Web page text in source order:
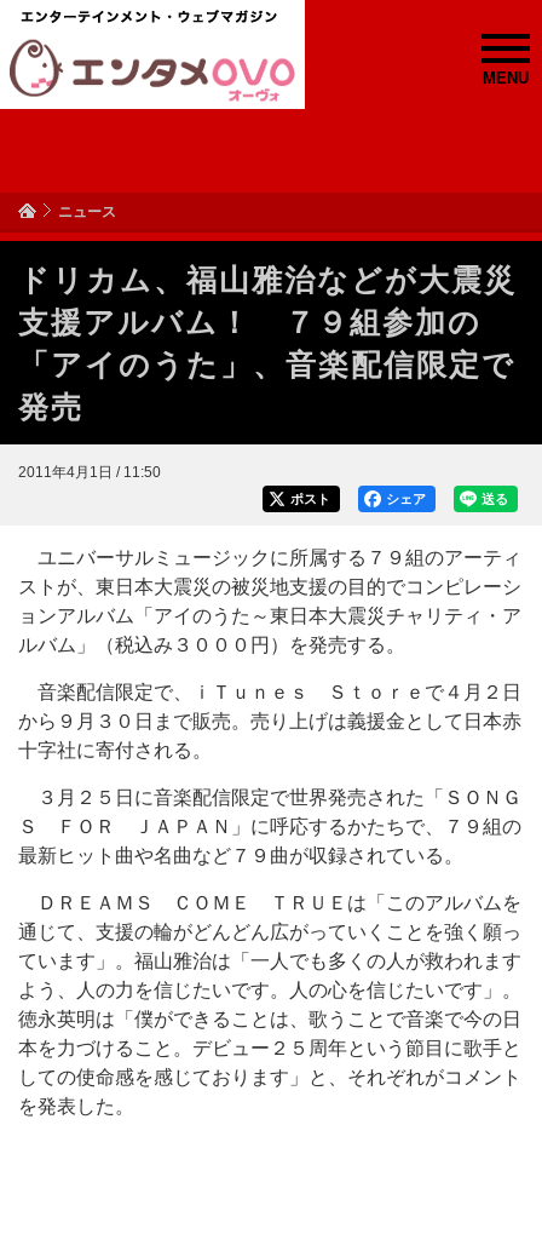
MENU
ニュース
ドリカム、福山雅治などが大震災
支援アルバム！ ７９組参加の
「アイのうた」、音楽配信限定で
発売
2011年4月1日 / 11:50
送る
シェア
ポスト
ユニバーサルミュージックに所属する７９組のアーティ
ストが、東日本大震災の被災地支援の目的でコンピレーシ
ョンアルバム「アイのうた～東日本大震災チャリティ・ア
ルバム」（税込み３０００円）を発売する。
音楽配信限定で、ｉＴｕｎｅｓ Ｓｔｏｒｅで４月２日
から９月３０日まで販売。売り上げは義援金として日本赤
十字社に寄付される。
３月２５日に音楽配信限定で世界発売された「ＳＯＮＧ
Ｓ ＦＯＲ ＪＡＰＡＮ」に呼応するかたちで、７９組の
最新ヒット曲や名曲など７９曲が収録されている。
ＤＲＥＡＭＳ ＣＯＭＥ ＴＲＵＥは「このアルバムを
通じて、支援の輪がどんどん広がっていくことを強く願っ
ています」。福山雅治は「一人でも多くの人が救われます
よう、人の力を信じたいです。人の心を信じたいです」。
徳永英明は「僕ができることは、歌うことで音楽で今の日
本を力づけること。デビュー２５周年という節目に歌手と
しての使命感を感じております」と、それぞれがコメント
を発表した。